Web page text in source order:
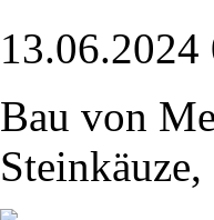
13.06.2024
Bau von